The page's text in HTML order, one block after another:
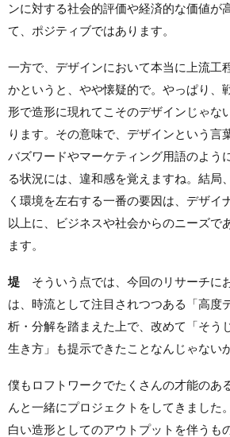
ンに対する社会的評価や経済的な価値が
て、ポジティブではあります。
一方で、デザインにおいて本当に上流工
かというと、やや懐疑的で。やっぱり、
形で造形に現れてこそのデザインじゃな
ります。その意味で、デザインという言
バズワードやマーケティング用語のよう
る状況には、違和感を覚えますね。結局
く環境を左右する一番の要因は、デザイ
以上に、ビジネスや社会からのニーズで
ます。
堤 そういう点では、今回のリサーチに
は、時流として注目されつつある「高度
析・分解を踏まえた上で、改めて「そう
生き方」も提示できたことなんじゃない
僕もロフトワークでたくさんの才能のあ
んと一緒にプロジェクトをしてきました
白い造形としてのアウトプットを伴うも